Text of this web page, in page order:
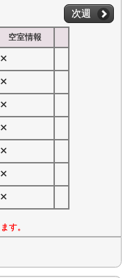
次週
空室情報
×
×
×
×
×
×
×
す。